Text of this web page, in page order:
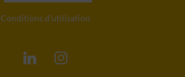
Conditions d'utilisation